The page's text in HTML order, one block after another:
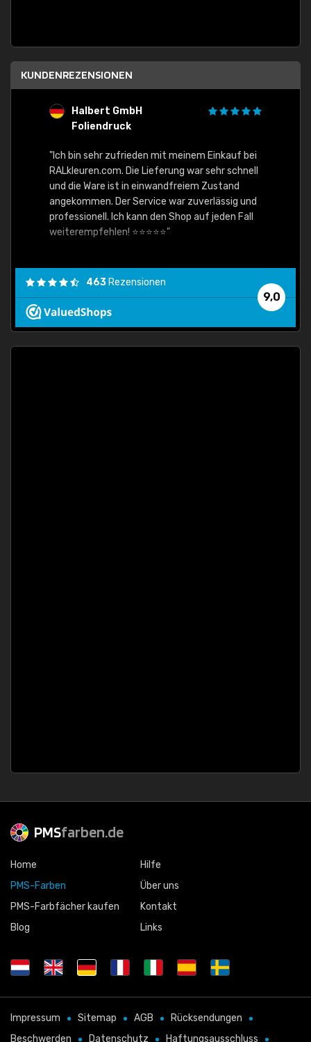
KUNDENREZENSIONEN
Halbert GmbH
Foliendruck
"Ich bin sehr zufrieden mit meinem Einkauf bei
RALkleuren.com. Die Lieferung war sehr schnell
und die Ware ist in einwandfreiem Zustand
angekommen. Der Service war zuverlässig und
professionell. Ich kann den Shop auf jeden Fall
weiterempfehlen! ⭐⭐⭐⭐⭐"
9,0
463 Rezensionen
PMSfarben.de
Home
PMS-Farben
PMS-Farbfächer kaufen
Blog
Hilfe
Über uns
Kontakt
Links
Impressum Sitemap AGB
Rücksendungen
Beschwerden
Datenschutz Haftungsausschluss